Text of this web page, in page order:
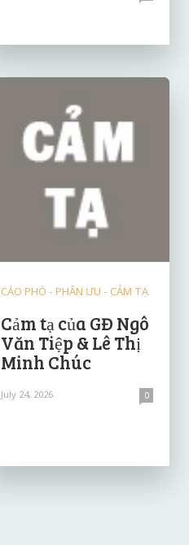
CÁO PHÓ - PHÂN ƯU - CẢM TẠ
Cảm tạ của GĐ Ngô
Văn Tiệp & Lê Thị
Minh Chúc
July 24, 2026 0